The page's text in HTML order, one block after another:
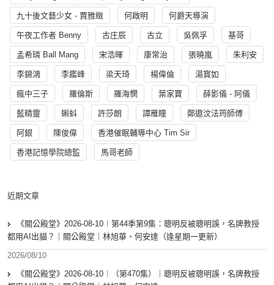
九十後文藝少女 - 賈雅緻 何啟明 何爵天導演
午夜工作者 Benny 古庄辰 古立 吳佩孚 基哥
孟希璘 Ball Mang 宋浩暉 康常治 張曉嵐 朱利安
李錦鴻 李鑑峰 梁天琦 楊偉倫 湯寳如
瘋中三子 羅倫斯 羅海憫 葉家寶 薛影儀 - 阿儀
藍精靈 蝌蚪 許莎朗 譚雁瞳 鄭遨汶法筠師傅
阿銀 陳俊偉 香港催眠輔導中心 Tim Sir
香港記憶學院總監 馬哥老師
近期文章
《關公殿堂》2026-08-10︱第44季第9集：聰明反被聰明誤，名牌教授
都用AI出貓？｜關公殿堂｜林旭華、何安達（逢星期一更新）
2026/08/10
《關公殿堂》2026-08-10︱（第470集）｜聰明反被聰明誤，名牌教授